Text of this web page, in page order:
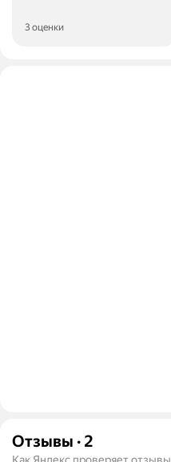
3 оценки
Отзывы · 2